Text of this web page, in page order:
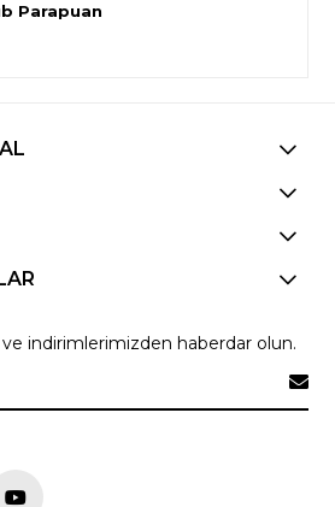
Parapuan
ve indirimlerimizden haberdar olun.